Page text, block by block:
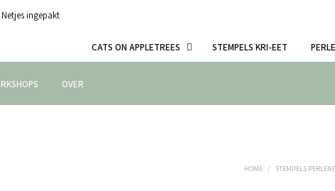
ingepakt
CATS ON APPLETREES STEMPELS KRI-EET
OVER
HOME / STEMPELS